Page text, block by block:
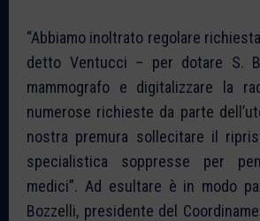
“Abbiamo inoltrato regolare
detto Ventucci – per dotare S.
mammografo e digitalizzare la
numerose richieste da parte
nostra premura sollecitare il
specialistica soppresse per
medici”. Ad esultare è in modo
Bozzelli, presidente del